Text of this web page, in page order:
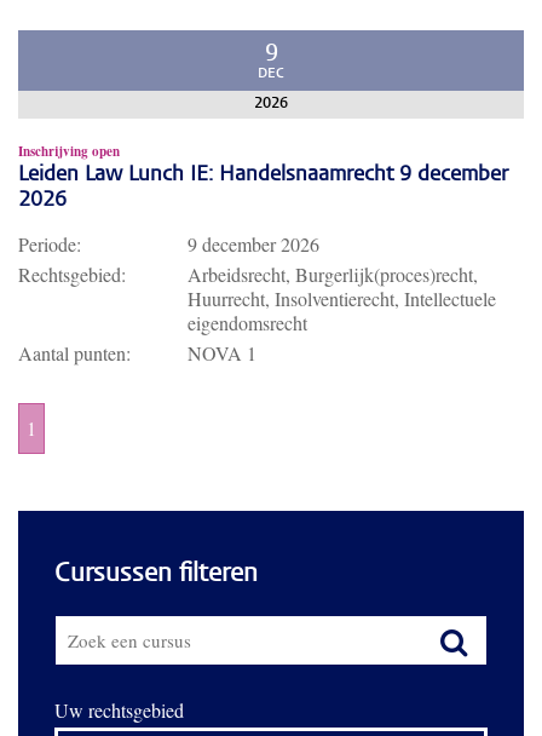
9
DEC
2026
Inschrijving open
Leiden Law Lunch IE: Handelsnaamrecht 9 december
2026
Periode:
9 december 2026
Rechtsgebied:
Arbeidsrecht, Burgerlijk(proces)recht,
Huurrecht, Insolventierecht, Intellectuele
eigendomsrecht
Aantal punten:
NOVA 1
1
Cursussen filteren
Uw rechtsgebied